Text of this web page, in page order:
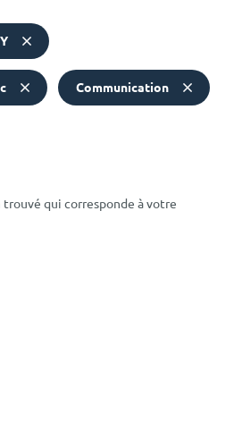
Communication
trouvé qui corresponde à votre